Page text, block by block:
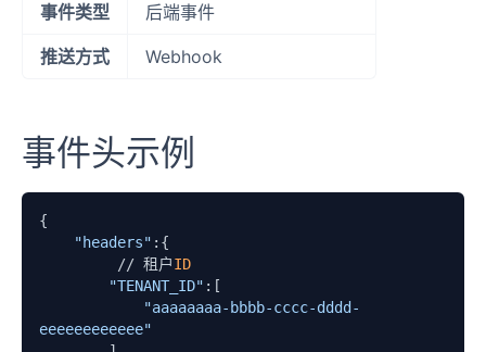
事件类型 后端事件
推送方式 Webhook
事件头示例
{
"headers" :{
         // 租户
ID
"TENANT_ID" :[
"aaaaaaaa-bbbb-cccc-dddd-
eeeeeeeeeeee"